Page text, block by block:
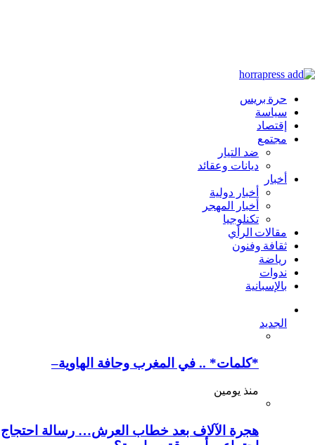
حرة بريس
سياسة
إقتصاد
مجتمع
ضد التيار
ديانات وعقائد
أخبار
أخبار دولية
أخبار المهجر
تكنلوجيا
مقالات الرأي
ثقافة وفنون
رياضة
ندوات
بالإسبانية
الجديد
*كلمات* .. في المغرب وحافة الهاوية–
منذ يومين
هجرة الآلاف بعد خطاب العرش… رسالة احتجاج